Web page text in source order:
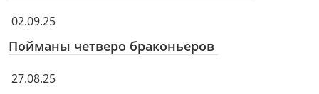
02.09.25
Пойманы четверо браконьеров
27.08.25